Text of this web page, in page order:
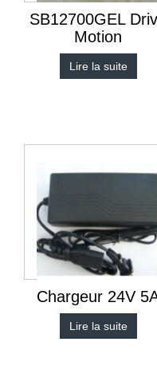
SB12700GEL
Motion
Lire la suite
Chargeur 24V
Lire la suite